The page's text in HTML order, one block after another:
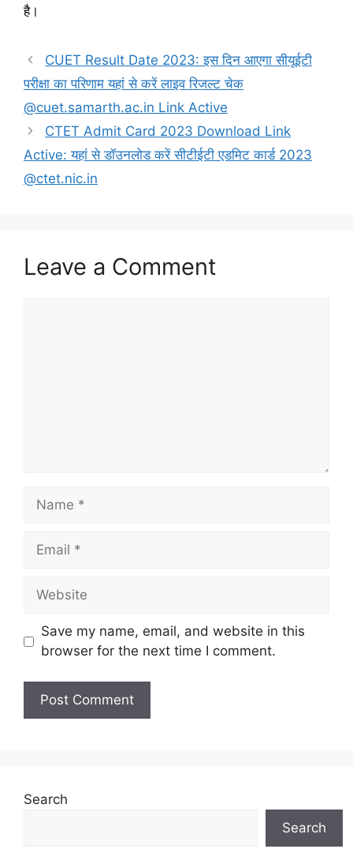
है।
CUET Result Date 2023: इस दिन आएगा सीयूईटी
परीक्षा का परिणाम यहां से करें लाइव रिजल्ट चेक
@cuet.samarth.ac.in Link Active
CTET Admit Card 2023 Download Link
Active: यहां से डॉउनलोड करें सीटीईटी एडमिट कार्ड 2023
@ctet.nic.in
Leave a Comment
Name
Email
Website
Save my name, email, and website in this
browser for the next time I comment.
Search
Search